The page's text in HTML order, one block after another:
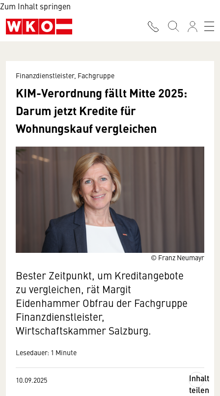
Zum Inhalt springen
© Franz Neumayr
Finanzdienstleister, Fachgruppe
KIM-Verordnung fällt Mitte 2025:
Darum jetzt Kredite für
Wohnungskauf vergleichen
Bester Zeitpunkt, um Kreditangebote
zu vergleichen, rät Margit
Eidenhammer Obfrau der Fachgruppe
Finanzdienstleister,
Wirtschaftskammer Salzburg.
Lesedauer: 1 Minute
10.09.2025
Inhalt
teilen